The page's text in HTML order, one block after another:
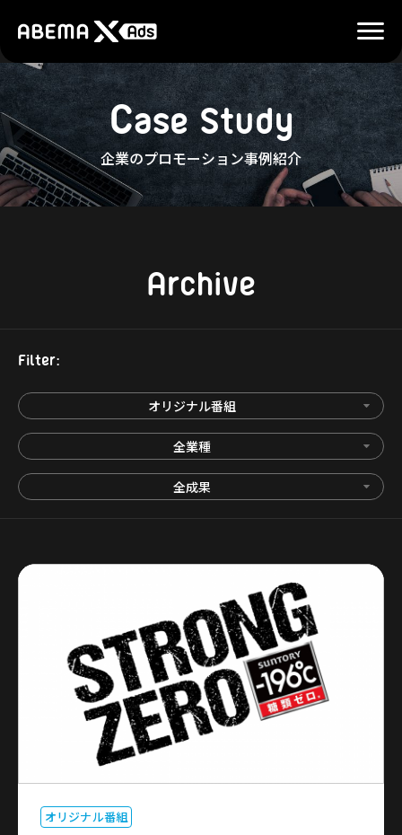
Case Study
企業のプロモーション事例紹介
Archive
Filter
オリジナル番組
全業種
全成果
オリジナル番組